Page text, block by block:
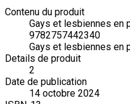
Contenu du produit
Gays et lesbiennes en
9782757442340
Gays et lesbiennes en
Details de produit
2
Date de publication
14 octobre 2024